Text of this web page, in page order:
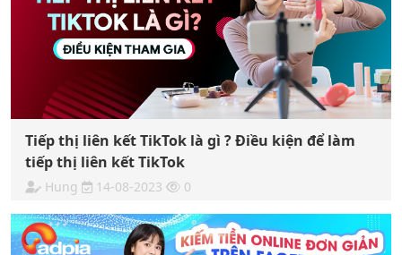
Tiếp thị liên kết TikTok là gì ? Điều kiện để làm
tiếp thị liên kết TikTok
Hung 14-08-2023 0